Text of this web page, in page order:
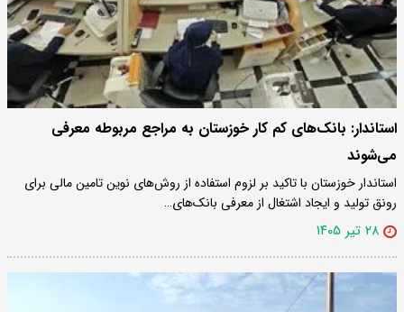
استاندار: بانک‌های کم کار خوزستان به مراجع مربوطه معرفی
می‌شوند
استاندار خوزستان با تاکید بر لزوم استفاده از روش‌های نوین تامین مالی برای
رونق تولید و ایجاد اشتغال از معرفی بانک‌های…
۲۸ تیر ۱۴۰۵